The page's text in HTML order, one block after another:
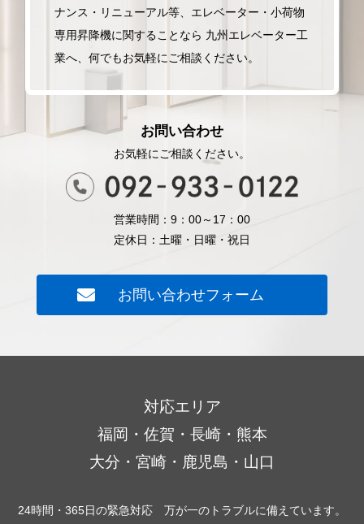
ナンス・リニューアル等、エレベーター・小荷物
専用昇降機に関することなら 九州エレベーター工
業へ、何でもお気軽にご相談ください。
お問い合わせ
お気軽にご相談ください。
営業時間：9：00～17：00
定休日：土曜・日曜・祝日
お問い合わせフォーム
対応エリア
福岡・佐賀・長崎・熊本
大分・宮崎・鹿児島・山口
24時間・365日の緊急対応 万が一のトラブルに備えています。